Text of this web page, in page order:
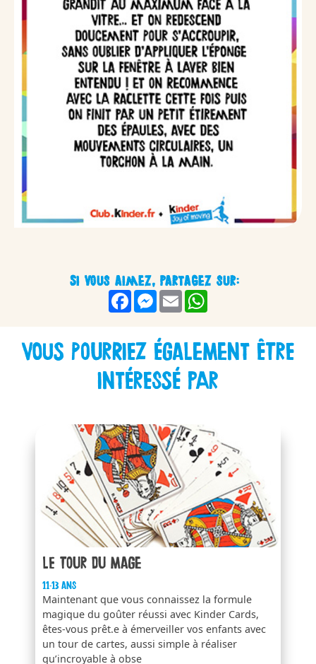
Si vous aimez, partagez sur:
FacebookMessenger
Email
Vous pourriez également être
intéressé par
Le tour du mage
11-13 ans
Maintenant que vous connaissez la formule
magique du goûter réussi avec Kinder Cards,
êtes-vous prêt.e à émerveiller vos enfants avec
un tour de cartes, aussi simple à réaliser
qu’incroyable à obse